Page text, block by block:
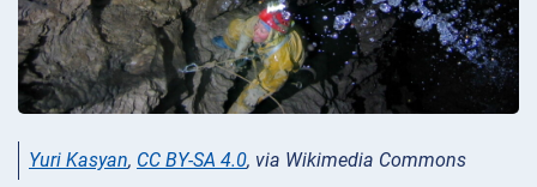
Yuri Kasyan, CC BY-SA 4.0, via Wikimedia Commons